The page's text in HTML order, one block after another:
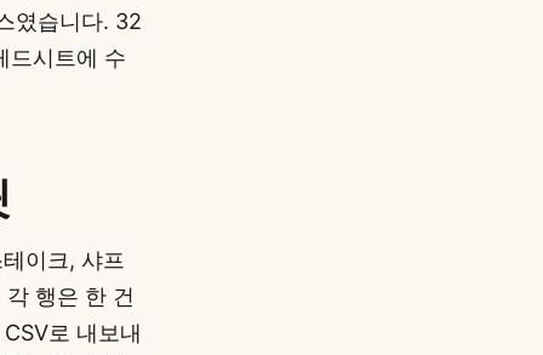
였습니다. 32
드시트에 수
이크, 샤프
행은 한 건
로 내보내